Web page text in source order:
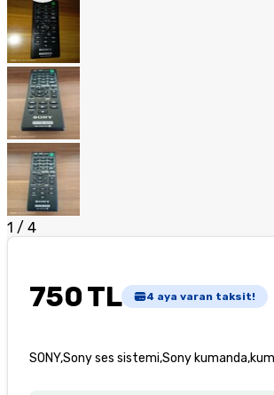
1 / 4
750 TL 4 aya varan taksit!
SONY,Sony ses sistemi,Sony